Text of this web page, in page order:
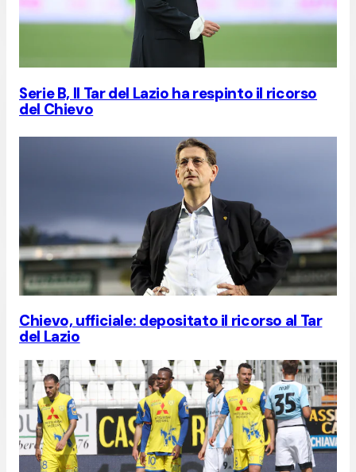
Serie B, Il Tar del Lazio ha respinto il ricorso
del Chievo
Chievo, ufficiale: depositato il ricorso al Tar
del Lazio